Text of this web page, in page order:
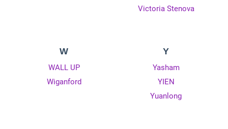
Victoria Stenova
W
WALL UP
Wiganford
Y
Yasham
YIEN
Yuanlong